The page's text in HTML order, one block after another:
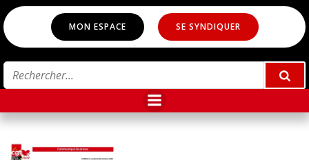
MON ESPACE SE SYNDIQUER